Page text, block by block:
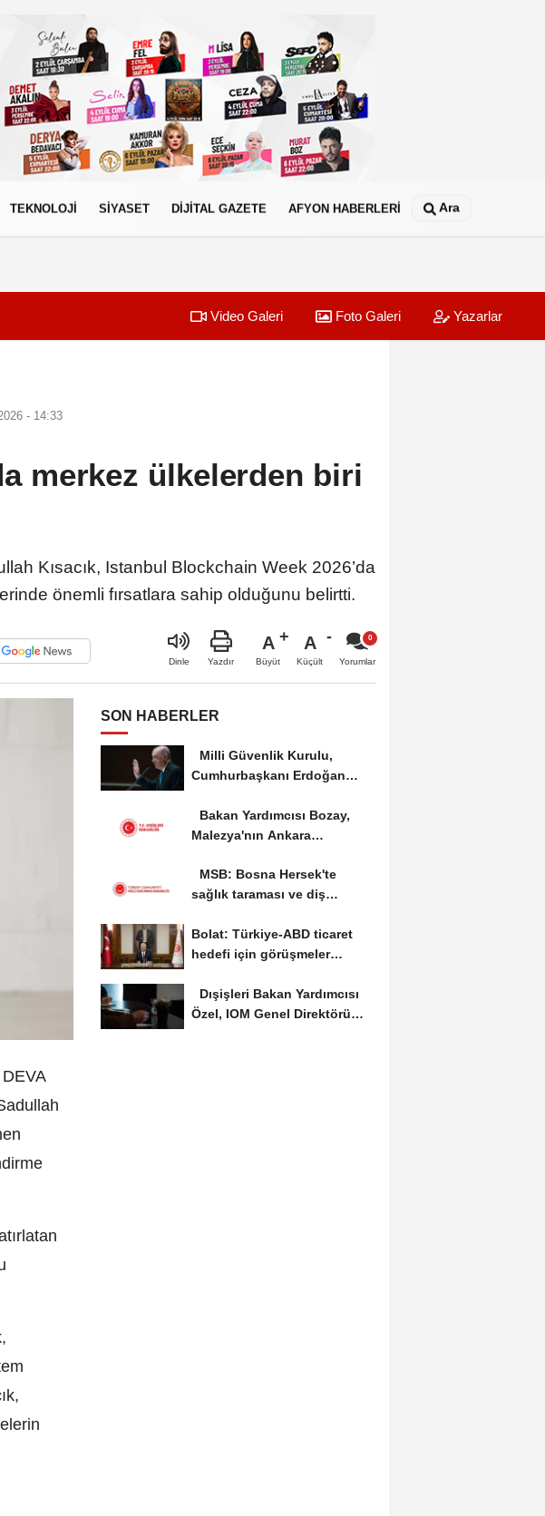
TEKNOLOJİ SİYASET DİJİTAL GAZETE AFYON HABERLERİ Ara
Video Galeri Foto Galeri Yazarlar
- 14:33
merkez ülkelerden biri
Kısacık, Istanbul Blockchain Week 2026’da
önemli fırsatlara sahip olduğunu belirtti.
Dinle Yazdır
A
Büyüt
A
Küçült Yorumlar
SON HABERLER
Milli Güvenlik Kurulu,
Cumhurbaşkanı Erdoğan
Bakan Yardımcısı Bozay,
Malezya'nın Ankara
MSB: Bosna Hersek'te
sağlık taraması ve diş
Bolat: Türkiye-ABD ticaret
hedefi için görüşmeler
Dışişleri Bakan Yardımcısı
Özel, IOM Genel Direktörü